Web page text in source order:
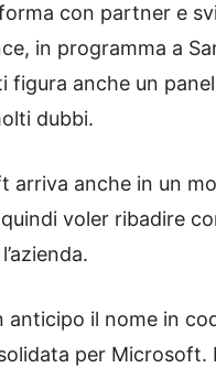
con partner e
in programma a
figura anche un
dubbi.
arriva anche in un
voler ribadire
anticipo il nome in
per Microsoft.